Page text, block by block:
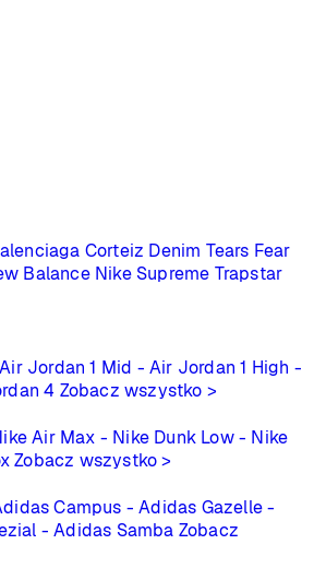
Corteiz Denim Tears Fear
Balance Nike Supreme Trapstar
Jordan 1 Mid - Air Jordan 1 High -
4 Zobacz wszystko >
Air Max - Nike Dunk Low - Nike
Zobacz wszystko >
Campus - Adidas Gazelle -
- Adidas Samba Zobacz